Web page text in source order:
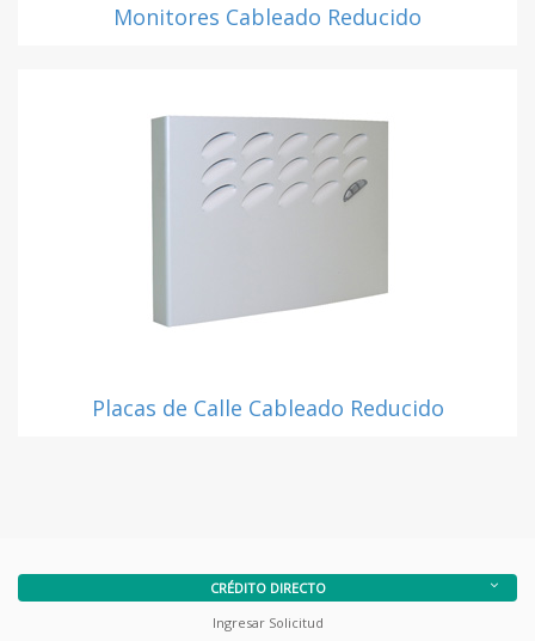
Monitores Cableado Reducido
Placas de Calle Cableado Reducido
CRÉDITO DIRECTO
Ingresar Solicitud